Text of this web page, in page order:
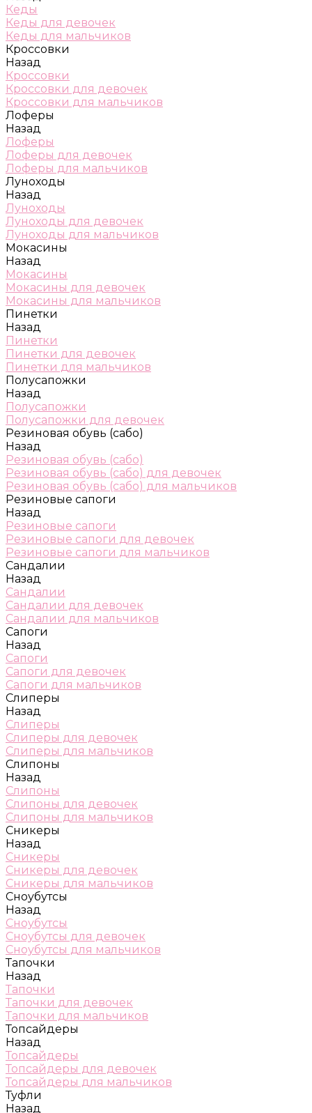
Кеды
Кеды для девочек
Кеды для мальчиков
Кроссовки
Назад
Кроссовки
Кроссовки для девочек
Кроссовки для мальчиков
Лоферы
Назад
Лоферы
Лоферы для девочек
Лоферы для мальчиков
Луноходы
Назад
Луноходы
Луноходы для девочек
Луноходы для мальчиков
Мокасины
Назад
Мокасины
Мокасины для девочек
Мокасины для мальчиков
Пинетки
Назад
Пинетки
Пинетки для девочек
Пинетки для мальчиков
Полусапожки
Назад
Полусапожки
Полусапожки для девочек
Резиновая обувь (сабо)
Назад
Резиновая обувь (сабо)
Резиновая обувь (сабо) для девочек
Резиновая обувь (сабо) для мальчиков
Резиновые сапоги
Назад
Резиновые сапоги
Резиновые сапоги для девочек
Резиновые сапоги для мальчиков
Сандалии
Назад
Сандалии
Сандалии для девочек
Сандалии для мальчиков
Сапоги
Назад
Сапоги
Сапоги для девочек
Сапоги для мальчиков
Слиперы
Назад
Слиперы
Слиперы для девочек
Слиперы для мальчиков
Слипоны
Назад
Слипоны
Слипоны для девочек
Слипоны для мальчиков
Сникеры
Назад
Сникеры
Сникеры для девочек
Сникеры для мальчиков
Сноубутсы
Назад
Сноубутсы
Сноубутсы для девочек
Сноубутсы для мальчиков
Тапочки
Назад
Тапочки
Тапочки для девочек
Тапочки для мальчиков
Топсайдеры
Назад
Топсайдеры
Топсайдеры для девочек
Топсайдеры для мальчиков
Туфли
Назад